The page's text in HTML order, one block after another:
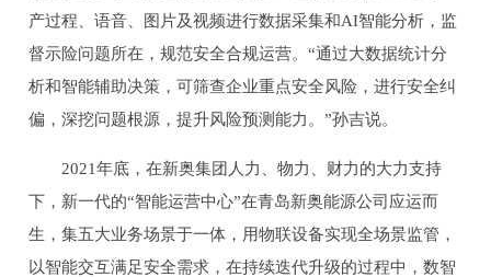
产过程、语音、图片及视频进行数据采集和AI智能分析，监
督示险问题所在，规范安全合规运营。“通过大数据统计分
析和智能辅助决策，可筛查企业重点安全风险，进行安全纠
偏，深挖问题根源，提升风险预测能力。”孙吉说。
2021年底，在新奥集团人力、物力、财力的大力支持
下，新一代的“智能运营中心”在青岛新奥能源公司应运而
生，集五大业务场景于一体，用物联设备实现全场景监管，
以智能交互满足安全需求，在持续迭代升级的过程中，数智